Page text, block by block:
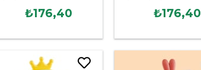
₺176,40 ₺176,40